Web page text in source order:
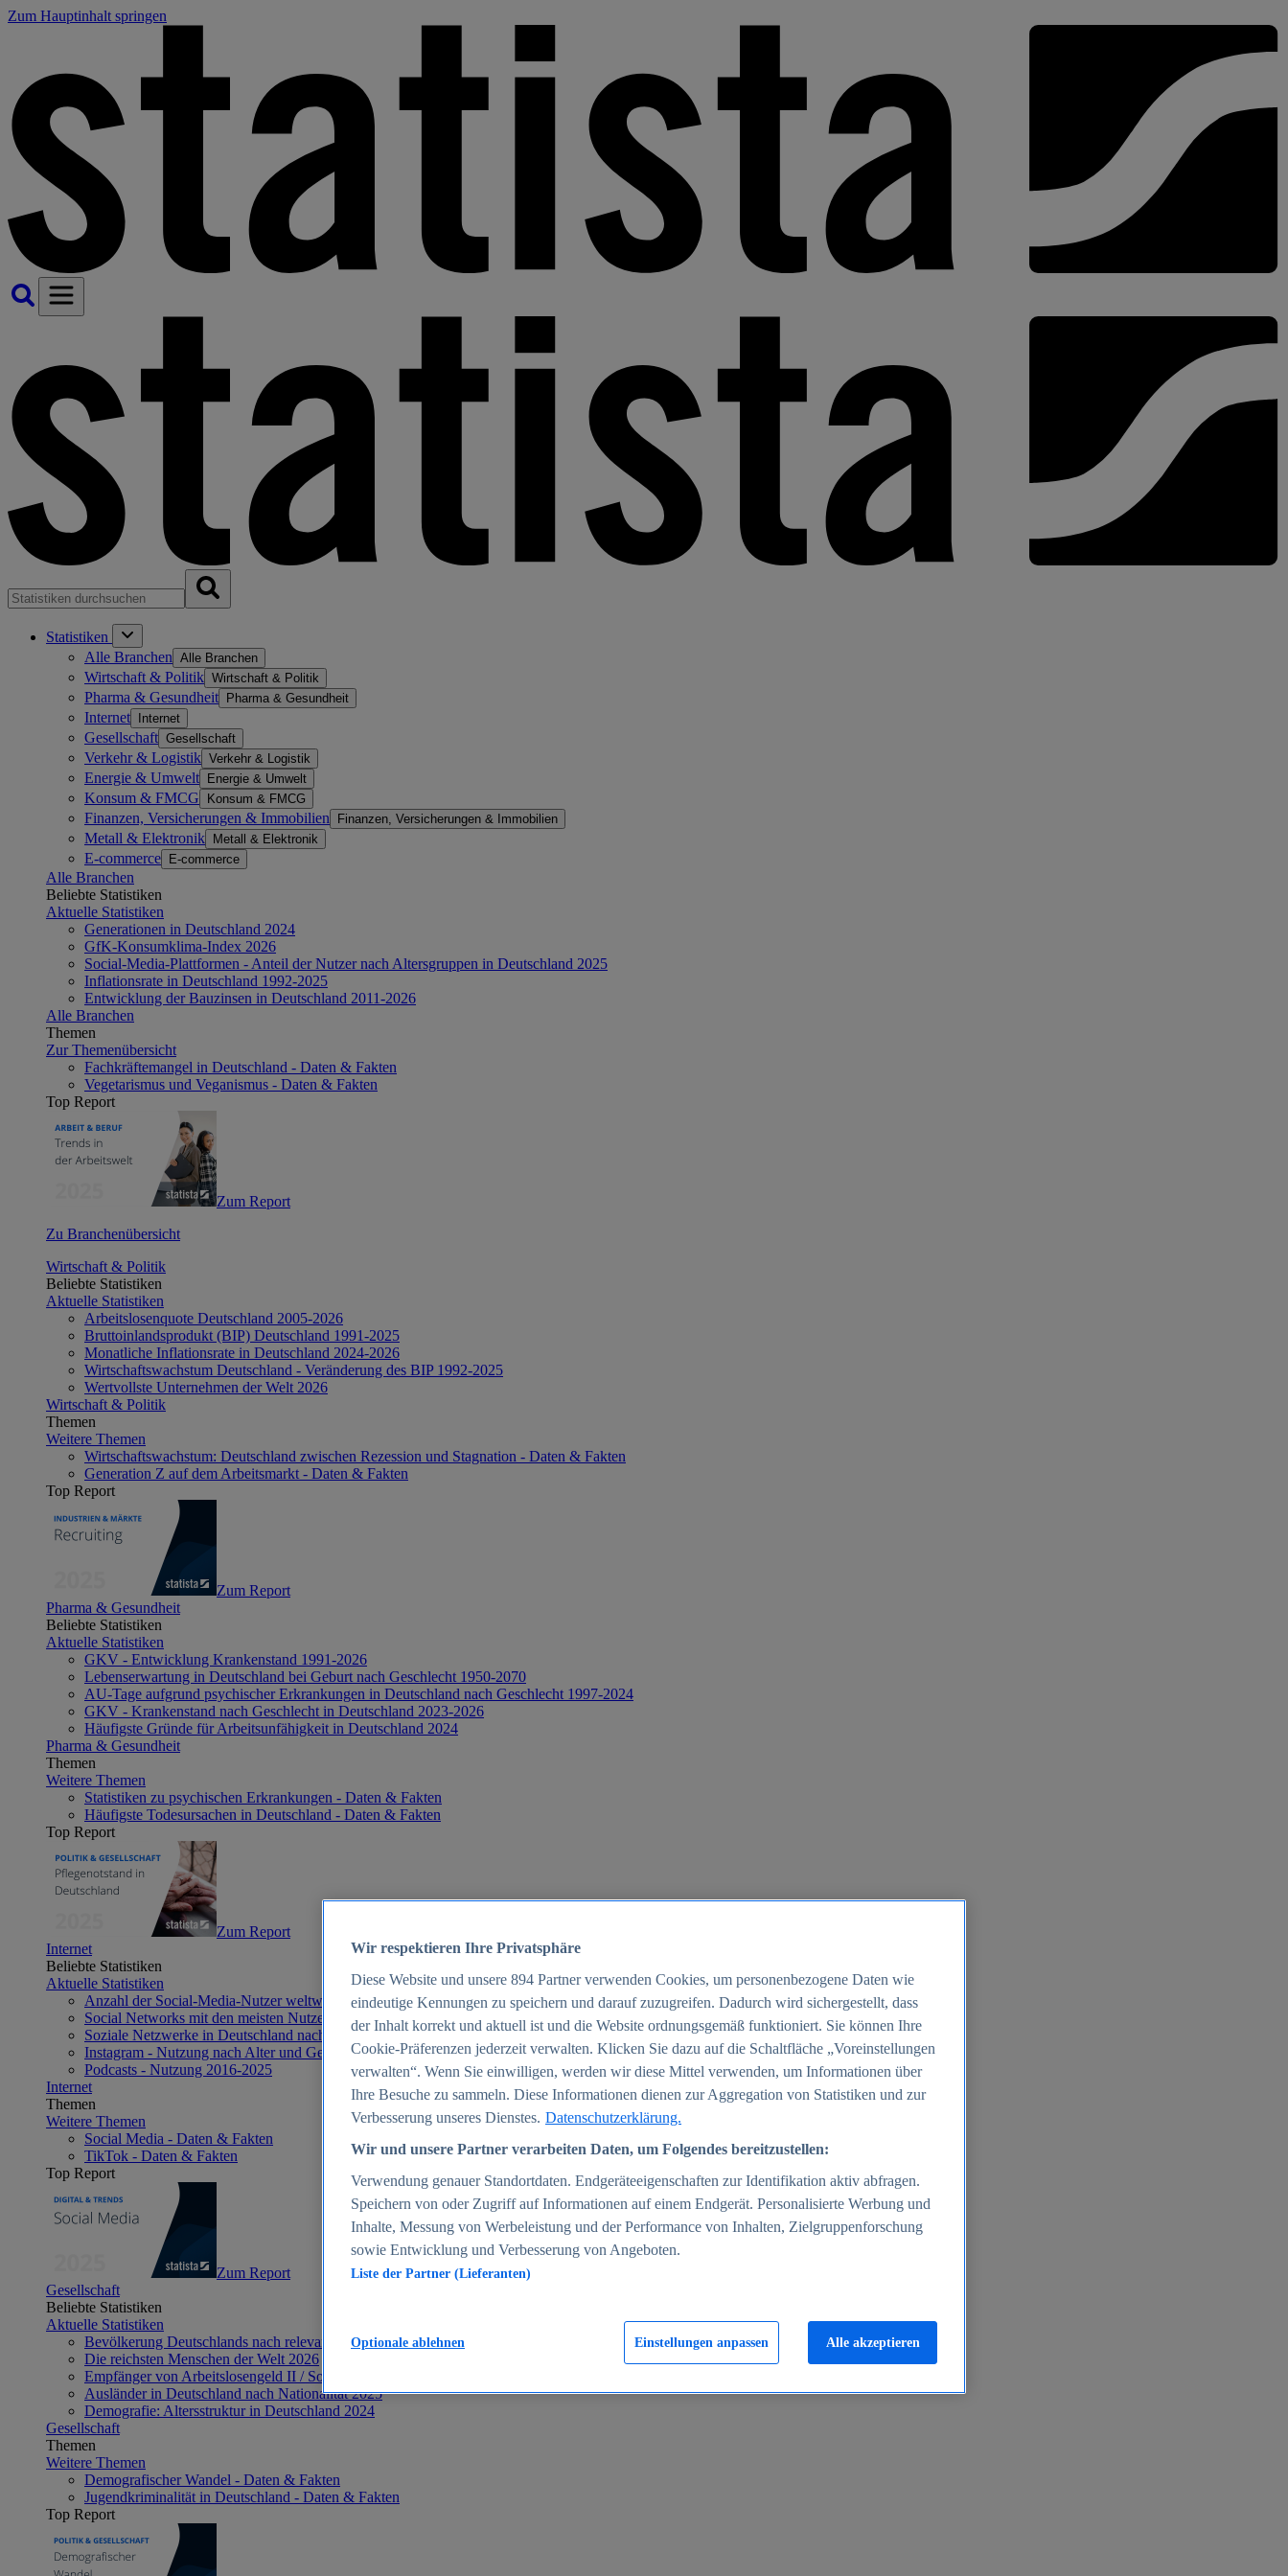
Zum Hauptinhalt springen
Statistiken
Alle Branchen Alle Branchen
Wirtschaft & Politik Wirtschaft & Politik
Pharma & Gesundheit Pharma & Gesundheit
Internet Internet
Gesellschaft Gesellschaft
Verkehr & Logistik Verkehr & Logistik
Energie & Umwelt Energie & Umwelt
Konsum & FMCG Konsum & FMCG
Finanzen, Versicherungen & Immobilien Finanzen, Versicherungen & Immobilien
Metall & Elektronik Metall & Elektronik
E-commerce E-commerce
Alle Branchen
Beliebte Statistiken
Aktuelle Statistiken
Generationen in Deutschland 2024
GfK-Konsumklima-Index 2026
Social-Media-Plattformen - Anteil der Nutzer nach Altersgruppen in Deutschland 2025
Inflationsrate in Deutschland 1992-2025
Entwicklung der Bauzinsen in Deutschland 2011-2026
Alle Branchen
Themen
Zur Themenübersicht
Fachkräftemangel in Deutschland - Daten & Fakten
Vegetarismus und Veganismus - Daten & Fakten
Top Report
Zum Report
Zu Branchenübersicht
Wirtschaft & Politik
Beliebte Statistiken
Aktuelle Statistiken
Arbeitslosenquote Deutschland 2005-2026
Bruttoinlandsprodukt (BIP) Deutschland 1991-2025
Monatliche Inflationsrate in Deutschland 2024-2026
Wirtschaftswachstum Deutschland - Veränderung des BIP 1992-2025
Wertvollste Unternehmen der Welt 2026
Wirtschaft & Politik
Themen
Weitere Themen
Wirtschaftswachstum: Deutschland zwischen Rezession und Stagnation - Daten & Fakten
Generation Z auf dem Arbeitsmarkt - Daten & Fakten
Top Report
Zum Report
Pharma & Gesundheit
Beliebte Statistiken
Aktuelle Statistiken
GKV - Entwicklung Krankenstand 1991-2026
Lebenserwartung in Deutschland bei Geburt nach Geschlecht 1950-2070
AU-Tage aufgrund psychischer Erkrankungen in Deutschland nach Geschlecht 1997-2024
GKV - Krankenstand nach Geschlecht in Deutschland 2023-2026
Häufigste Gründe für Arbeitsunfähigkeit in Deutschland 2024
Pharma & Gesundheit
Themen
Weitere Themen
Statistiken zu psychischen Erkrankungen - Daten & Fakten
Häufigste Todesursachen in Deutschland - Daten & Fakten
Top Report
Zum Report
Internet
Beliebte Statistiken
Aktuelle Statistiken
Anzahl der Social-Media-Nutzer weltweit 2012-2025
Social Networks mit den meisten Nutzern weltweit 2025
Soziale Netzwerke in Deutschland nach Generationen 2025
Instagram - Nutzung nach Alter und Geschlecht in Deutschland 2025
Podcasts - Nutzung 2016-2025
Internet
Themen
Weitere Themen
Social Media - Daten & Fakten
TikTok - Daten & Fakten
Top Report
Zum Report
Gesellschaft
Beliebte Statistiken
Aktuelle Statistiken
Bevölkerung Deutschlands nach relevanten Altersgruppen 2024
Die reichsten Menschen der Welt 2026
Empfänger von Arbeitslosengeld II / Sozialgeld / Bürgergeld in Deutschland 2005-2025
Ausländer in Deutschland nach Nationalität 2025
Demografie: Altersstruktur in Deutschland 2024
Gesellschaft
Themen
Weitere Themen
Demografischer Wandel - Daten & Fakten
Jugendkriminalität in Deutschland - Daten & Fakten
Top Report
Wir respektieren Ihre Privatsphäre
Diese Website und unsere 894 Partner verwenden Cookies, um personenbezogene Daten wie
eindeutige Kennungen zu speichern und darauf zuzugreifen. Dadurch wird sichergestellt, dass
der Inhalt korrekt und aktuell ist und die Website ordnungsgemäß funktioniert. Sie können Ihre
Cookie-Präferenzen jederzeit verwalten. Klicken Sie dazu auf die Schaltfläche „Voreinstellungen
verwalten“. Wenn Sie einwilligen, werden wir diese Mittel verwenden, um Informationen über
Ihre Besuche zu sammeln. Diese Informationen dienen zur Aggregation von Statistiken und zur
Verbesserung unseres Dienstes. Datenschutzerklärung.
Wir und unsere Partner verarbeiten Daten, um Folgendes bereitzustellen:
Verwendung genauer Standortdaten. Endgeräteeigenschaften zur Identifikation aktiv abfragen.
Speichern von oder Zugriff auf Informationen auf einem Endgerät. Personalisierte Werbung und
Inhalte, Messung von Werbeleistung und der Performance von Inhalten, Zielgruppenforschung
sowie Entwicklung und Verbesserung von Angeboten.
Liste der Partner (Lieferanten)
Einstellungen anpassen
Optionale ablehnen Alle akzeptieren